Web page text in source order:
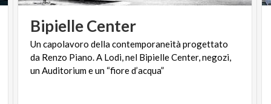
BipielleCenter
Un capolavoro della contemporaneità progettato
da Renzo Piano. A Lodi, nel Bipielle Center, negozi,
un Auditorium e un “fiore d’acqua”